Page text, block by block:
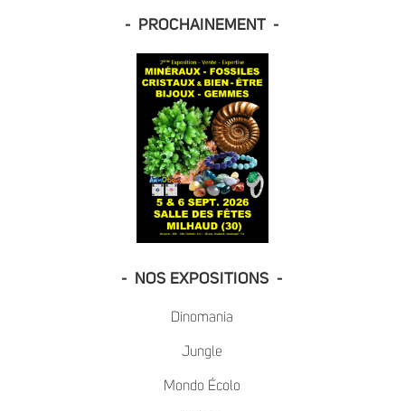
- PROCHAINEMENT -
- NOS EXPOSITIONS -
Dinomania
Jungle
Mondo Écolo